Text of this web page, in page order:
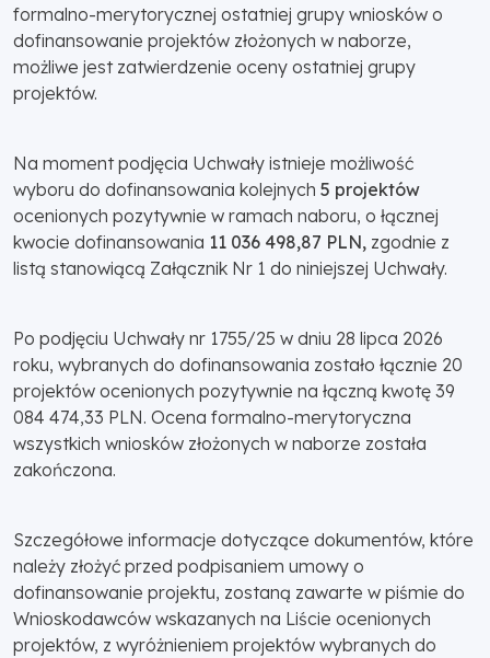
formalno-merytorycznej ostatniej grupy wniosków o
dofinansowanie projektów złożonych w naborze,
możliwe jest zatwierdzenie oceny ostatniej grupy
projektów.
Na moment podjęcia Uchwały istnieje możliwość
wyboru do dofinansowania kolejnych 5 projektów
ocenionych pozytywnie w ramach naboru, o łącznej
kwocie dofinansowania 11 036 498,87 PLN, zgodnie z
listą stanowiącą Załącznik Nr 1 do niniejszej Uchwały.
Po podjęciu Uchwały nr 1755/25 w dniu 28 lipca 2026
roku, wybranych do dofinansowania zostało łącznie 20
projektów ocenionych pozytywnie na łączną kwotę 39
084 474,33 PLN. Ocena formalno-merytoryczna
wszystkich wniosków złożonych w naborze została
zakończona.
Szczegółowe informacje dotyczące dokumentów, które
należy złożyć przed podpisaniem umowy o
dofinansowanie projektu, zostaną zawarte w piśmie do
Wnioskodawców wskazanych na Liście ocenionych
projektów, z wyróżnieniem projektów wybranych do